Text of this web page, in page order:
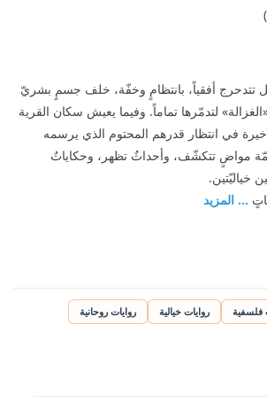
تتدحرج أفقياً، بانتظامٍ وخفّة، خلف جسمٍ بشريّ
لتدمّرها تماماً. وفيما يعيش سكان القرية
في انتظار قدرهم المحتوم الذي يرسمه
مواضٍ تتكشّف، وأحداثٌ تظهر، وحكاياتٌ
خياليّتين.
... المزيد
فلسفية روايات خيالية روايات روحانية